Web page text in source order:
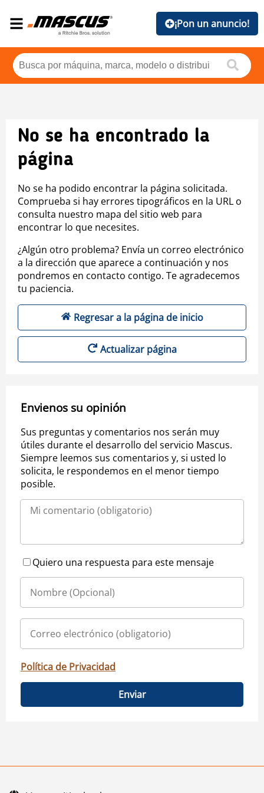
¡Pon un anuncio!
No se ha encontrado la
página
No se ha podido encontrar la página solicitada.
Comprueba si hay errores tipográficos en la URL o
consulta nuestro mapa del sitio web para
encontrar lo que necesites.
¿Algún otro problema? Envía un correo electrónico
a la dirección que aparece a continuación y nos
pondremos en contacto contigo. Te agradecemos
tu paciencia.
Regresar a la página de inicio
Actualizar página
Envienos su opinión
Sus preguntas y comentarios nos serán muy
útiles durante el desarrollo del servicio Mascus.
Siempre leemos sus comentarios y, si usted lo
solicita, le respondemos en el menor tiempo
posible.
Quiero una respuesta para este mensaje
Política de Privacidad
Enviar